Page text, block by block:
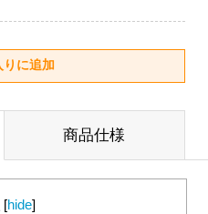
商品仕様
[hide]